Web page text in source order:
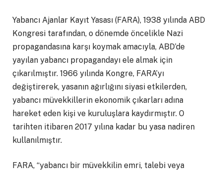
Yabancı Ajanlar Kayıt Yasası (FARA), 1938 yılında ABD
Kongresi tarafından, o dönemde öncelikle Nazi
propagandasına karşı koymak amacıyla, ABD’de
yayılan yabancı propagandayı ele almak için
çıkarılmıştır. 1966 yılında Kongre, FARA’yı
değiştirerek, yasanın ağırlığını siyasi etkilerden,
yabancı müvekkillerin ekonomik çıkarları adına
hareket eden kişi ve kuruluşlara kaydırmıştır. O
tarihten itibaren 2017 yılına kadar bu yasa nadiren
kullanılmıştır.
FARA, “yabancı bir müvekkilin emri, talebi veya